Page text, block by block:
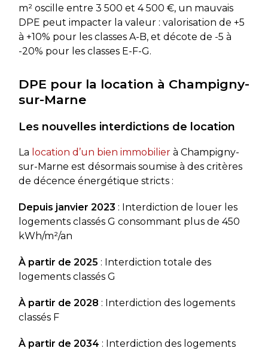
m² oscille entre 3 500 et 4 500 €, un mauvais
DPE peut impacter la valeur : valorisation de +5
à +10% pour les classes A-B, et décote de -5 à
-20% pour les classes E-F-G.
DPE pour la location à Champigny-
sur-Marne
Les nouvelles interdictions de location
La location d’un bien immobilierà Champigny-
sur-Marne est désormais soumise à des critères
de décence énergétique stricts :
Depuis janvier 2023 : Interdiction de louer les
logements classés G consommant plus de 450
kWh/m²/an
À partir de 2025 : Interdiction totale des
logements classés G
À partir de 2028 : Interdiction des logements
classés F
À partir de 2034 : Interdiction des logements